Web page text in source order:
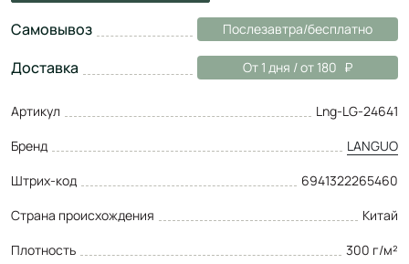
Самовывоз Послезавтра/бесплатно
Доставка От 1 дня / от 180
Артикул
Lng-LG-24641
Бренд
LANGUO
Штрих-код
6941322265460
Страна происхождения
Китай
Плотность
300 г/м²